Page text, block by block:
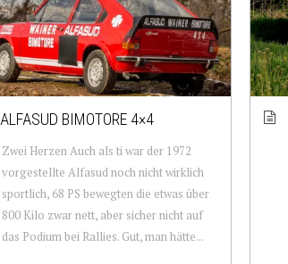
ALFASUD BIMOTORE 4×4
Zwei Herzen Auch als ti war der 1972
vorgestellte Alfasud noch nicht wirklich
sportlich, 68 PS bewegten die etwas über
800 Kilo zwar nett, aber sicher nicht auf
das Podium bei Rallies. Gut, man hätte...